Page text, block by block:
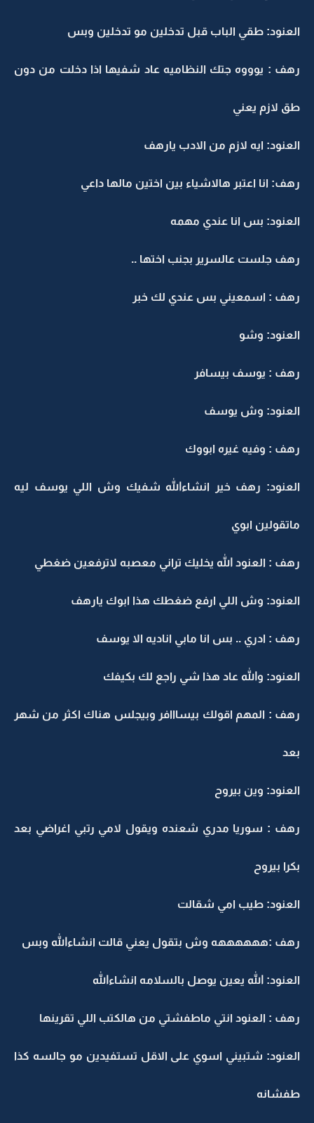
العنود: طقي الباب قبل تدخلين مو تدخلين وبس
رهف : يوووه جتك النظاميه عاد شفيها اذا دخلت من دون
طق لازم يعني
العنود: ايه لازم من الادب يارهف
رهف: انا اعتبر هالاشياء بين اختين مالها داعي
العنود: بس انا عندي مهمه
رهف جلست عالسرير بجنب اختها ..
رهف : اسمعيني بس عندي لك خبر
العنود: وشو
رهف : يوسف بيسافر
العنود: وش يوسف
رهف : وفيه غيره ابووك
العنود: رهف خير انشاءالله شفيك وش اللي يوسف ليه
ماتقولين ابوي
رهف : العنود الله يخليك تراني معصبه لاترفعين ضغطي
العنود: وش اللي ارفع ضغطك هذا ابوك يارهف
رهف : ادري .. بس انا مابي اناديه الا يوسف
العنود: والله عاد هذا شي راجع لك بكيفك
رهف : المهم اقولك بيسااافر وبيجلس هناك اكثر من شهر
بعد
العنود: وين بيروح
رهف : سوريا مدري شعنده ويقول لامي رتبي اغراضي بعد
بكرا بيروح
العنود: طيب امي شقالت
رهف :ههههههه وش بتقول يعني قالت انشاءالله وبس
العنود: الله يعين يوصل بالسلامه انشاءالله
رهف : العنود انتي ماطفشتي من هالكتب اللي تقرينها
العنود: شتبيني اسوي على الاقل تستفيدين مو جالسه كذا
طفشانه